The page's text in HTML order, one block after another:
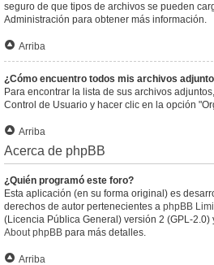
seguro de que tipos de archivos se pueden
Administración para obtener más información.
Arriba
¿Cómo encuentro todos mis archivos
Para encontrar la lista de sus archivos
Control de Usuario y hacer clic en la opción
Arriba
Acerca de phpBB
¿Quién programó este foro?
Esta aplicación (en su forma original) es
derechos de autor pertenecientes a phpBB
(Licencia Pública General) versión 2 (GPL-2.0)
About phpBB para más detalles.
Arriba